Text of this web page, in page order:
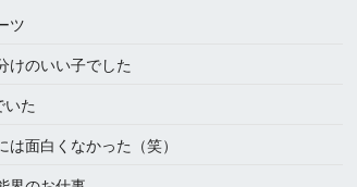
ツ
けのいい子でした
いた
面白くなかった（笑）